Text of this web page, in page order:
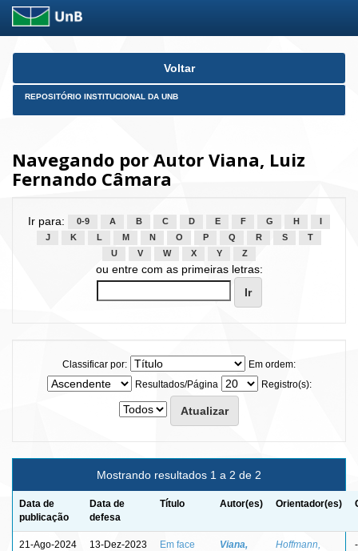
Skip
Voltar
REPOSITÓRIO INSTITUCIONAL DA UNB
Navegando por Autor Viana, Luiz
Fernando Câmara
Ir para: 0-9 A B C D E F G H
J
K L M N O P Q R S
T
U
V W X Y Z
ou entre com as primeiras letras:
Classificar por:
Em ordem:
Resultados/Página
Registro(s):
Mostrando resultados 1 a 2 de 2
Data de
publicação
Data de
defesa
Título Autor(es) Orientador(es)
21-Ago-2024 13-Dez-2023
Em face
Viana,
Hoffmann,
-